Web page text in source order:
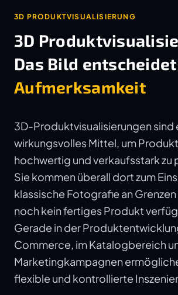
3D PRODUKTVISUALISIERUNG
3D
Das Bild entscheidet
Aufmerksamkeit
3D-Produktvisualisierungen sind
wirkungsvolles Mittel, um
hochwertig und verkaufsstark zu
Sie kommen überall dort zum
klassische Fotografie an
noch kein fertiges Produkt
Gerade in der
Commerce, im Katalogbereich
Marketingkampagnen
flexible und kontrollierte